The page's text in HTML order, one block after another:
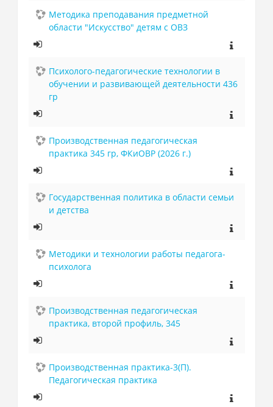
Методика преподавания предметной
области "Искусство" детям с ОВЗ
Психолого-педагогические технологии в
обучении и развивающей деятельности 436
гр
Производственная педагогическая
практика 345 гр, ФКиОВР (2026 г.)
Государственная политика в области семьи
и детства
Методики и технологии работы педагога-
психолога
Производственная педагогическая
практика, второй профиль, 345
Производственная практика-3(П).
Педагогическая практика